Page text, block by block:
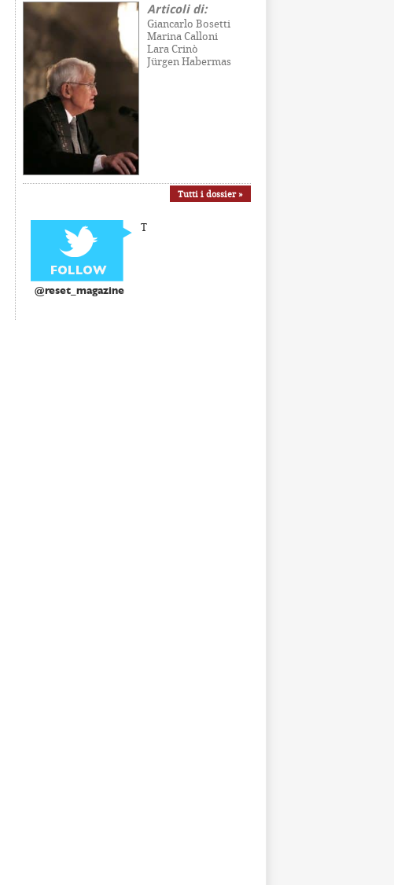
Articoli di:
Giancarlo Bosetti
Marina Calloni
Lara Crinò
Jürgen Habermas
Tutti i dossier »
@reset_magazine
T